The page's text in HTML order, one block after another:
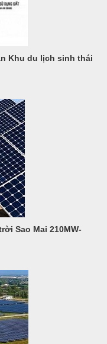
Khu du lịch sinh thái
Sao Mai 210MW-